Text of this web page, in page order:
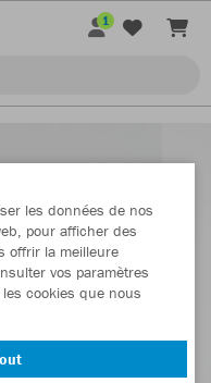
1
les données de nos
pour afficher des
offrir la meilleure
vos paramètres
cookies que nous